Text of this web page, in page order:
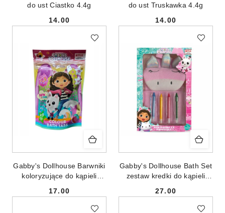
do ust Ciastko 4.4g
Cena:
14.00
do ust Truskawka 4.4g
Cena:
14.00
Gabby's Dollhouse Barwniki
koloryzujące do kąpieli
Cena:
17.00
Gabby's Dollhouse Bath Set
zestaw kredki do kąpieli
Cena:
27.00